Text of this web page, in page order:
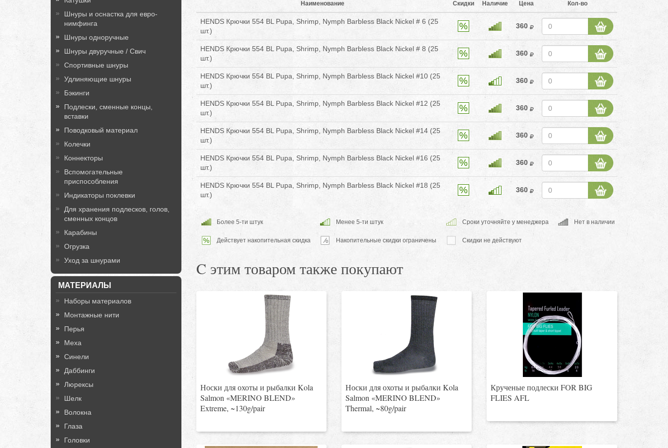
Шнуры и оснастка для евро-
нимфинга
Шнуры одноручные
Шнуры двуручные / Свич
Спортивные шнуры
Удлиняющие шнуры
Бэкинги
Подлески, сменные концы,
вставки
Поводковый материал
Колечки
Коннекторы
Вспомогательные
приспособления
Индикаторы поклевки
Для хранения подлесков, голов,
сменных концов
Карабины
Огрузка
Уход за шнурами
МАТЕРИАЛЫ
Наборы материалов
Монтажные нити
Перья
Меха
Синели
Даббинги
Люрексы
Шелк
Волокна
Глаза
Головки
Наименование Скидки Наличие Цена Кол-во
HENDS Крючки 554 BL Pupa, Shrimp, Nymph Barbless Black Nickel # 6 (25
шт.)
360
HENDS Крючки 554 BL Pupa, Shrimp, Nymph Barbless Black Nickel # 8 (25
шт.)
360
HENDS Крючки 554 BL Pupa, Shrimp, Nymph Barbless Black Nickel #10 (25
шт.)
360
HENDS Крючки 554 BL Pupa, Shrimp, Nymph Barbless Black Nickel #12 (25
шт.)
360
HENDS Крючки 554 BL Pupa, Shrimp, Nymph Barbless Black Nickel #14 (25
шт.)
360
HENDS Крючки 554 BL Pupa, Shrimp, Nymph Barbless Black Nickel #16 (25
шт.)
360
HENDS Крючки 554 BL Pupa, Shrimp, Nymph Barbless Black Nickel #18 (25
шт.)
360
Более 5-ти штук Менее 5-ти штук Cроки уточняйте у менеджера Нет в наличии
Действует накопительная скидка Накопительные скидки ограничены Скидки не действуют
C этим товаром также покупают
Носки для охоты и рыбалки Kola
Salmon «MERINO BLEND»
Extreme, ~130g/pair
Носки для охоты и рыбалки Kola
Salmon «MERINO BLEND»
Thermal, ~80g/pair
Крученые подлески FOR BIG
FLIES AFL